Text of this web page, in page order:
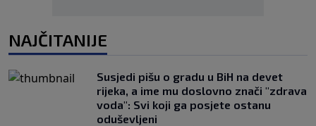
NAJČITANIJE
Susjedi pišu o gradu u BiH na devet
rijeka, a ime mu doslovno znači "zdrava
voda": Svi koji ga posjete ostanu
oduševljeni